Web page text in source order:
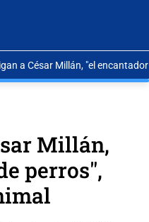
a César Millán, "el
Millán,
perros",